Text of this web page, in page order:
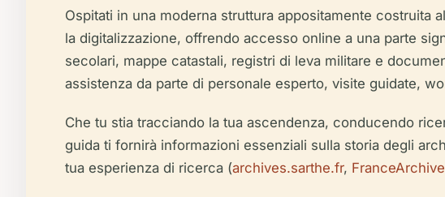
Ospitati in una moderna struttura appositamente costruita al
la digitalizzazione, offrendo accesso online a una parte
secolari, mappe catastali, registri di leva militare e
assistenza da parte di personale esperto, visite guidate,
Che tu stia tracciando la tua ascendenza, conducendo
guida ti fornirà informazioni essenziali sulla storia degli
tua esperienza di ricerca (archives.sarthe.fr,